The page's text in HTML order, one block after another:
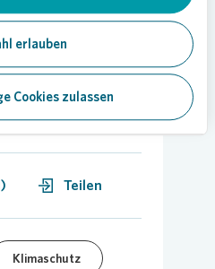
erlauben
Cookies zulassen
Teilen
Klimaschutz